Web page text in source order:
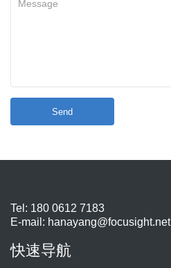
Send
Tel: 180 0612 7183
E-mail: hanayang@focusight.net
快速导航